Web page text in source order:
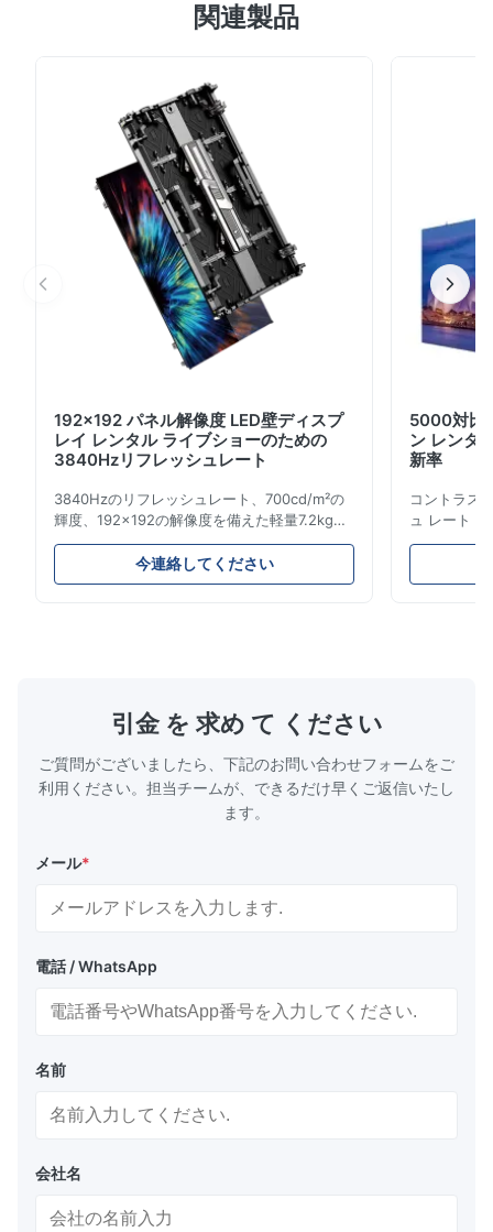
レンタル LED ディスプレイ。モジュール式の
サイズも利用可能です。
関連製品
192x192 パネル解像度 LED壁ディスプ
レイ レンタル ライブショーのための
3840Hzリフレッシュレート
3840Hzのリフレッシュレート、700cd/m²の
輝度、192x192の解像度を備えた軽量7.2kgの
レンタルLEDディスプレイ。簡単な設置と世界
的な電圧互換性 (AC100-240V) により、ライ
ブ イベントに最適です。
今連絡してください
5000対比
ン レンタ
新率
コントラス
ュ レート
レイ。高輝
最適です。
引金 を 求め て ください
ご質問がございましたら、下記のお問い合わせフォームをご
利用ください。担当チームが、できるだけ早くご返信いたし
ます。
メール*
電話 / WhatsApp
名前
会社名